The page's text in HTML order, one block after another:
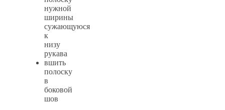
нужной
ширины
сужающуюся
к
низу
рукава
вшить
полоску
в
боковой
шов